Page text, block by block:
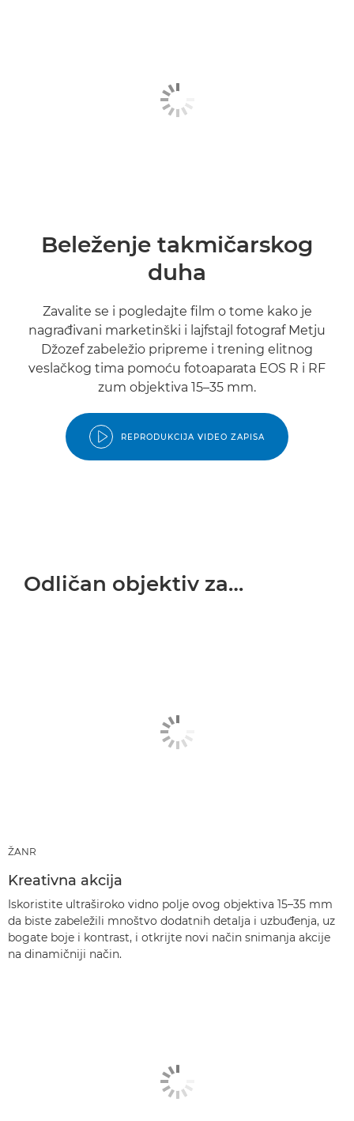
Beleženje takmičarskog
duha
Zavalite se i pogledajte film o tome kako je
nagrađivani marketinški i lajfstajl fotograf Metju
Džozef zabeležio pripreme i trening elitnog
veslačkog tima pomoću fotoaparata EOS R i RF
zum objektiva 15–35 mm.
REPRODUKCIJA VIDEO ZAPISA
Odličan objektiv za…
ŽANR
Kreativna akcija
Iskoristite ultraširoko vidno polje ovog objektiva 15–35 mm
da biste zabeležili mnoštvo dodatnih detalja i uzbuđenja, uz
bogate boje i kontrast, i otkrijte novi način snimanja akcije
na dinamičniji način.